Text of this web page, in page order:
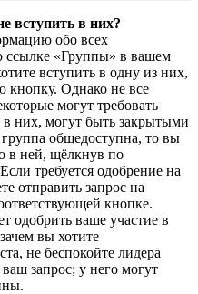
вступить в них?
обо всех
ссылке «Группы» в вашем
вступить в одну из них,
кнопку. Однако не все
могут требовать
в них, могут быть закрытыми
общедоступна, то вы
в ней, щёлкнув по
требуется одобрение на
отправить запрос на
кнопке.
одобрить ваше участие в
вы хотите
не беспокойте лидера
запрос; у него могут